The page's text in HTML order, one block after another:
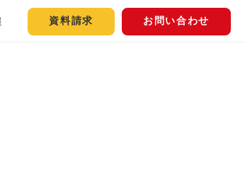
資料請求 お問い合わせ